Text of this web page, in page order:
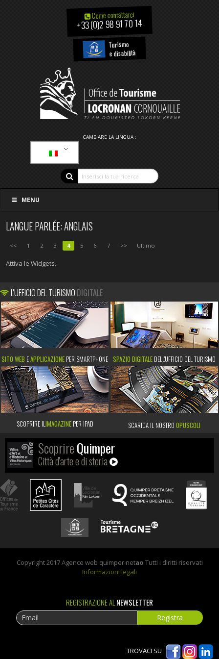
Come contattarci
+33 (0)2 98 91 70 14
Turismo
e disabilità
CAMBIARE LA LINGUA :
MENU
LANGUE PARLÉE: ANGLAIS
<< 1 2 3 4 5 6 7 >> Ultimo
Attiva le Widgets.
L'UFFICIO DEL TURISMO DIGITALE
SITO WEB EAPPLICAZIONE PER SMARTPHONE SPAZIO DIGITALE DELL'UFFICIO DEL TURISMO
SCOPRIRE ILIMAGAZINEPER IPAD SCARICA IL NOSTRO OPUSCOLI
ScoprireQuimper
Città d'arte e di storia
Copyright 2017 Agence web quimper netao Tutti i diritti riservati
Informazioni legali
REGISTRAZIONE ALNEWSLETTER
TROVACI SU :